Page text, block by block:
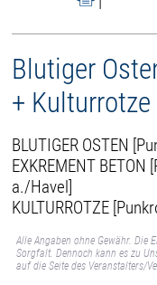
Blutiger
+ Kulturrotze
BLUTIGER OSTEN
EXKREMENT
a./Havel]
KULTURROTZE
Alle Angaben ohne Gewähr. Die
Sorgfalt. Dennoch kann es zu
auf die Seite des Veranstalters/